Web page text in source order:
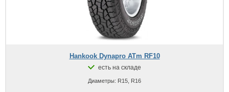
Hankook Dynapro ATm RF10
есть на складе
Диаметры: R15, R16